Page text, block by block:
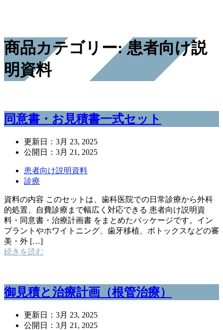
商品カテゴリー: 患者向け説
明資料
同意書・お見積書一式セット
更新日： 3月 23, 2025
公開日： 3月 21, 2025
患者向け説明資料
診療
資料の内容 このセットは、歯科医院での日常診療から外科
的処置、自費診療まで幅広く対応できる 患者向け説明資
料・同意書・治療計画書 をまとめたパッケージです。イン
プラントやホワイトニング、歯牙移植、ボトックスなどの審
美・外 […]
続きを読む
御見積と治療計画（根管治療）
更新日： 3月 23, 2025
公開日： 3月 21, 2025